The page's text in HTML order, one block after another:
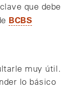
que debe
BCBS
muy útil.
lo básico